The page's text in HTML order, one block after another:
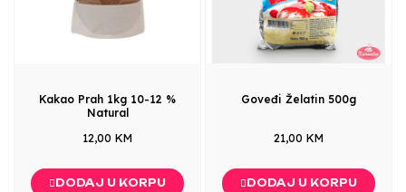
Kakao Prah 1kg 10-12 %
Natural
12,00 KM
DODAJ U KORPU
Goveđi Želatin 500g
21,00 KM
DODAJ U KORPU